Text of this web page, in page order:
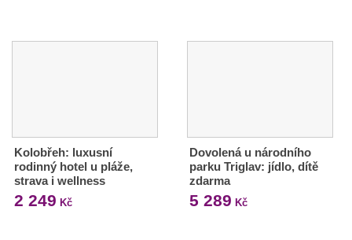
Kolobřeh: luxusní
rodinný hotel u pláže,
strava i wellness
2 249 Kč
Dovolená u národního
parku Triglav: jídlo, dítě
zdarma
5 289 Kč